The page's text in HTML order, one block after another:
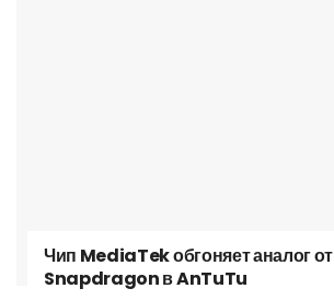
Чип MediaTek обгоняет аналог от
Snapdragon в AnTuTu